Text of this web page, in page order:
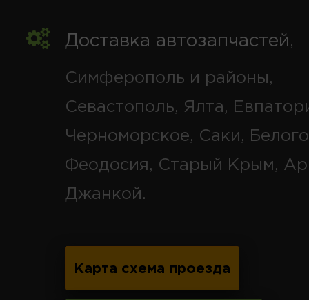
Доставка автозапчастей,
Симферополь и районы,
Севастополь, Ялта,
Черноморское, Саки,
Феодосия, Старый Крым,
Джанкой.
Карта схема проезда